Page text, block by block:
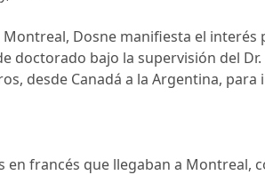
Dosne manifiesta el
bajo la supervisión del Dr.
desde Canadá a la Argentina, para
francés que llegaban a Montreal,